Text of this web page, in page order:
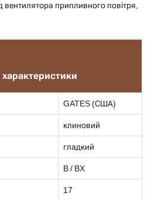
вентилятора припливного повітря,
характеристики
GATES (США)
клиновий
гладкий
B / BX
17